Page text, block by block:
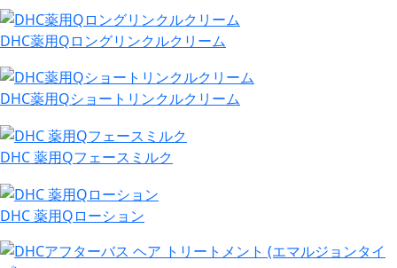
DHC薬用Qロングリンクルクリーム
DHC薬用Qショートリンクルクリーム
DHC 薬用Qフェースミルク
DHC 薬用Qローション